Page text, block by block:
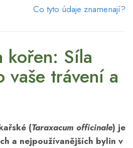
Co tyto údaje znamenají?
kořen: Síla
trávení a
(Taraxacum officinale) je
a nejpoužívanějších bylin v